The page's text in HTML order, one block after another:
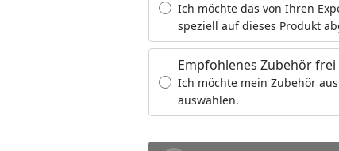
Ich möchte das von Ihren
speziell auf dieses Produkt
Empfohlenes Zubehör frei
Ich möchte mein Zubehör
auswählen.